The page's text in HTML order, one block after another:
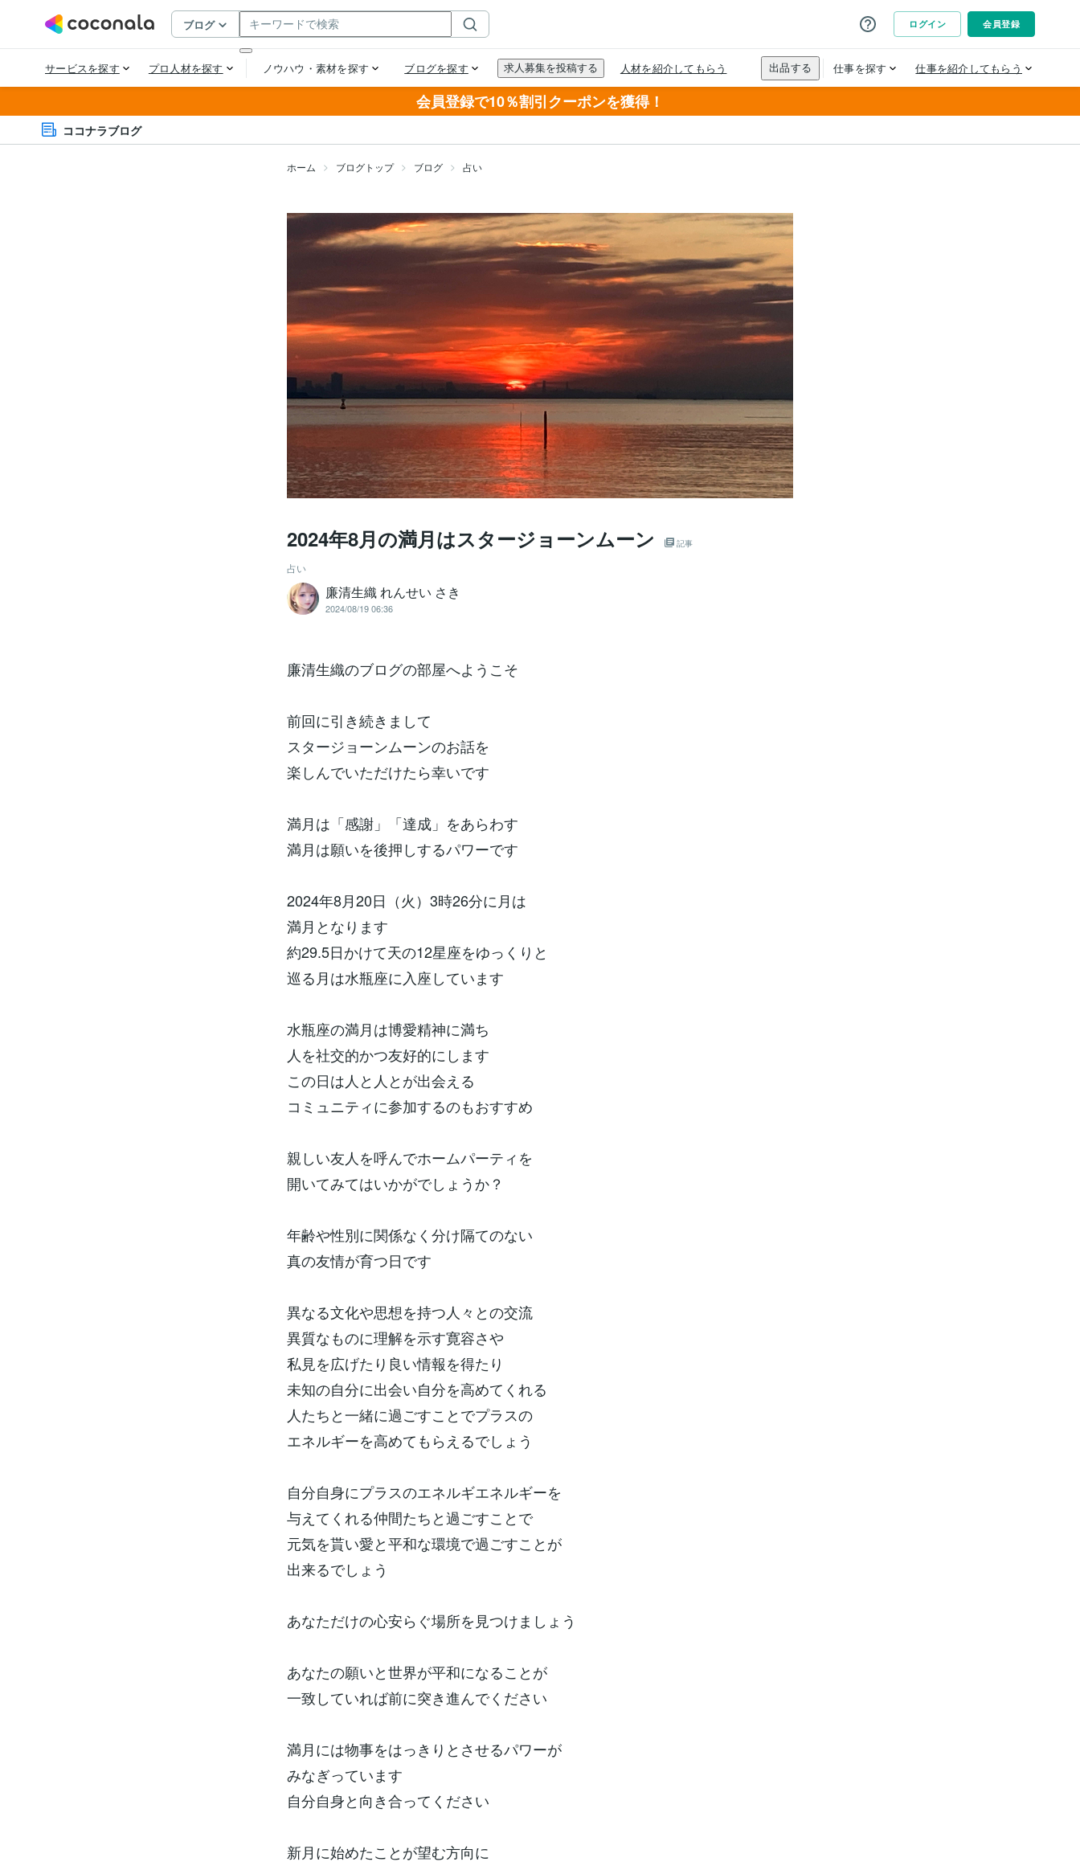
会員登録で10％割引クーポンを獲得！
ココナラブログ
ホーム ブログトップ ブログ 占い
2024年8月の満月はスタージョーンムーン 記事
占い
廉清生織 れんせい さき
2024/08/19 06:36
廉清生織のブログの部屋へようこそ
前回に引き続きまして
スタージョーンムーンのお話を
楽しんでいただけたら幸いです
満月は「感謝」「達成」をあらわす
満月は願いを後押しするパワーです
2024年8月20日（火）3時26分に月は
満月となります
約29.5日かけて天の12星座をゆっくりと
巡る月は水瓶座に入座しています
水瓶座の満月は博愛精神に満ち
人を社交的かつ友好的にします
この日は人と人とが出会える
コミュニティに参加するのもおすすめ
親しい友人を呼んでホームパーティを
開いてみてはいかがでしょうか？
年齢や性別に関係なく分け隔てのない
真の友情が育つ日です
異なる文化や思想を持つ人々との交流
異質なものに理解を示す寛容さや
私見を広げたり良い情報を得たり
未知の自分に出会い自分を高めてくれる
人たちと一緒に過ごすことでプラスの
エネルギーを高めてもらえるでしょう
自分自身にプラスのエネルギエネルギーを
与えてくれる仲間たちと過ごすことで
元気を貰い愛と平和な環境で過ごすことが
出来るでしょう
あなただけの心安らぐ場所を見つけましょう
あなたの願いと世界が平和になることが
一致していれば前に突き進んでください
満月には物事をはっきりとさせるパワーが
みなぎっています
自分自身と向き合ってください
新月に始めたことが望む方向に